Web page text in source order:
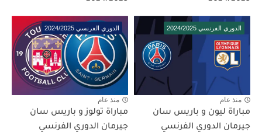
الدوري الفرنسي 2024/2025
منذ عام
مباراة ليون و باريس سان
جيرمان الدوري الفرنسي
الدوري الفرنسي 2024/2025
منذ عام
مباراة تولوز و باريس سان
جيرمان الدوري الفرنسي